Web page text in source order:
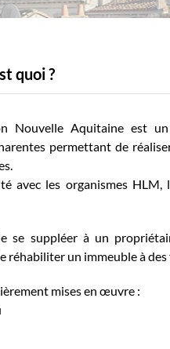
quoi ?
Nouvelle Aquitaine est
permettant de
avec les organismes
se suppléer à un
réhabiliter un immeuble à
mises en œuvre :